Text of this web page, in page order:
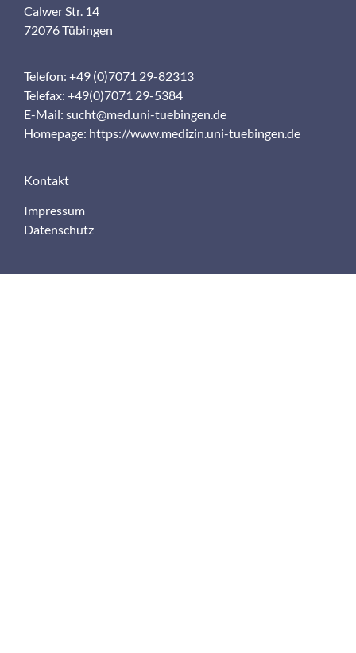
Calwer Str. 14
72076 Tübingen
Telefon: +49 (0)7071 29-82313
Telefax: +49(0)7071 29-5384
E-Mail: sucht@med.uni-tuebingen.de
Homepage: https://www.medizin.uni-tuebingen.de
Kontakt
Impressum
Datenschutz